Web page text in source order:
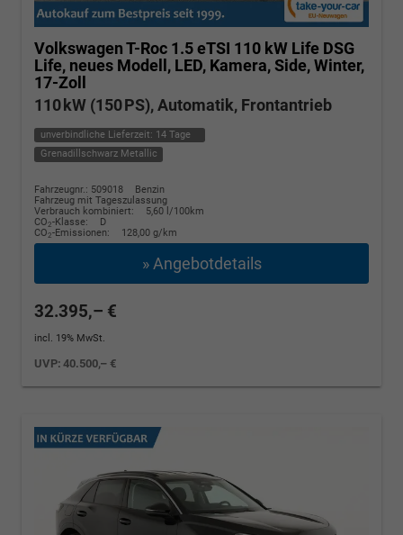
Volkswagen T-Roc 1.5 eTSI 110 kW Life DSG
Life, neues Modell, LED, Kamera, Side, Winter,
17-Zoll
110 kW (150 PS), Automatik, Frontantrieb
unverbindliche Lieferzeit: 14 Tage
Grenadillschwarz Metallic
Fahrzeugnr.: 509018
Benzin
Fahrzeug mit Tageszulassung
Verbrauch kombiniert:
5,60 l/100km
CO2-Klasse:
D
CO2-Emissionen: 128,00 g/km
» Angebotdetails
32.395,– €
incl. 19% MwSt.
UVP:40.500,– €